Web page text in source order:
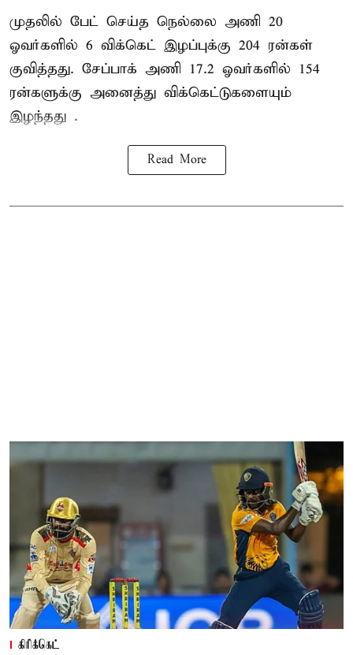
முதலில் பேட் செய்த நெல்லை அணி 20
ஓவர்களில் 6 விக்கெட் இழப்புக்கு 204 ரன்கள்
குவித்தது. சேப்பாக் அணி 17.2 ஓவர்களில் 154
ரன்களுக்கு அனைத்து விக்கெட்டுகளையும்
இழந்தது .
Read More
கிரிக்கெட்